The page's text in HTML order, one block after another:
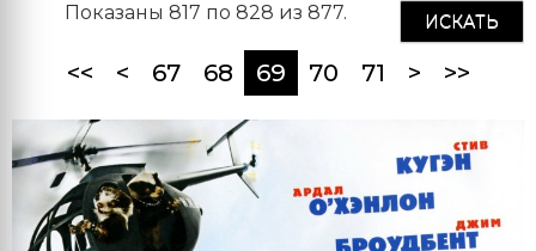
ИСКАТЬ
Показаны 817 по 828 из 877.
<< < 67 68 69(current)
70 71 > >>